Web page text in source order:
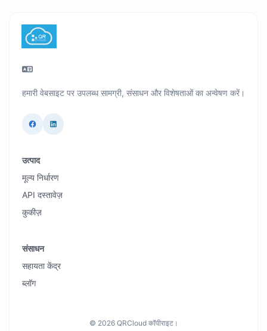
हमारी वेबसाइट पर उपलब्ध सामग्री, संसाधन और विशेषताओं का अन्वेषण करें।
उत्पाद
मूल्य निर्धारण
API दस्तावेज़
कुकीज़
संसाधन
सहायता केंद्र
ब्लॉग
© 2026 QRCloud कॉपीराइट।